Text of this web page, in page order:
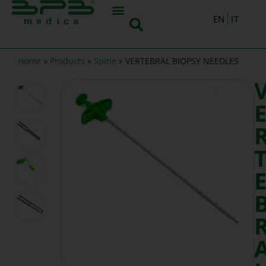
EN IT
Home » Products » Spine » VERTEBRAL BIOPSY NEEDLES
E
E